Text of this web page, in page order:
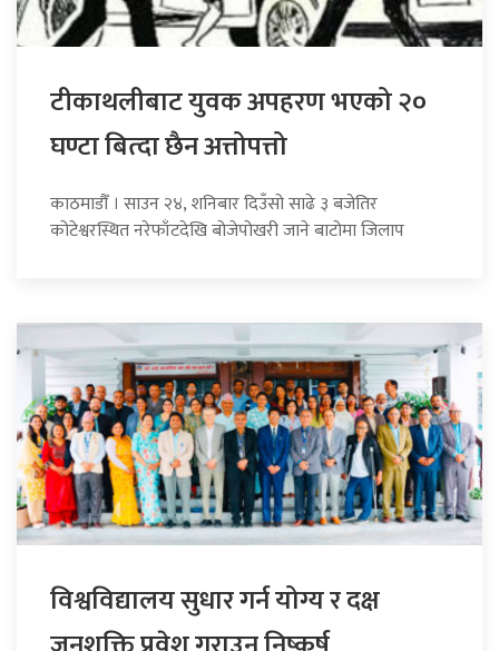
टीकाथलीबाट युवक अपहरण भएको २०
घण्टा बित्दा छैन अत्तोपत्तो
काठमाडौँ । साउन २४, शनिबार दिउँसो साढे ३ बजेतिर
कोटेश्वरस्थित नरेफाँटदेखि बोजेपोखरी जाने बाटोमा जिलाप
विश्वविद्यालय सुधार गर्न योग्य र दक्ष